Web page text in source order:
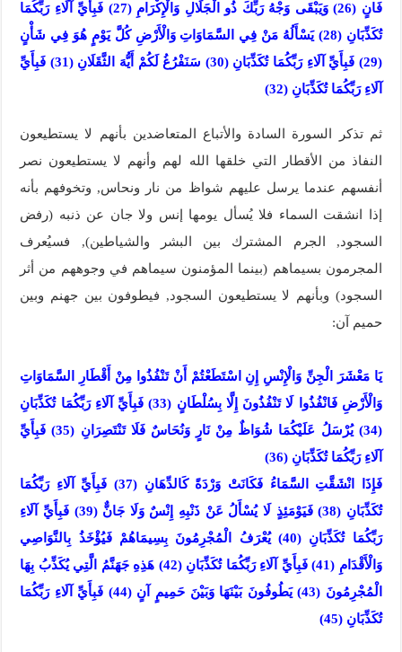
فَانٍ (26) وَيَبْقَى وَجْهُ رَبِّكَ ذُو الْجَلَالِ وَالْإِكْرَامِ (27) فَبِأَيِّ آلَاءِ رَبِّكُمَا
تُكَذِّبَانِ (28) يَسْأَلُهُ مَنْ فِي السَّمَاوَاتِ وَالْأَرْضِ كُلَّ يَوْمٍ هُوَ فِي شَأْنٍ
(29) فَبِأَيِّ آلَاءِ رَبِّكُمَا تُكَذِّبَانِ (30) سَنَفْرُغُ لَكُمْ أَيُّهَ الثَّقَلَانِ (31) فَبِأَيِّ
آلَاءِ رَبِّكُمَا تُكَذِّبَانِ (32)
ثم تذكر السورة السادة والأتباع المتعاضدين بأنهم لا يستطيعون
النفاذ من الأقطار التي خلقها الله لهم وأنهم لا يستطيعون نصر
أنفسهم عندما يرسل عليهم شواظ من نار ونحاس, وتخوفهم بأنه
إذا انشقت السماء فلا يُسأل يومها إنس ولا جان عن ذنبه (رفض
السجود, الجرم المشترك بين البشر والشياطين), فسيُعرف
المجرمون بسيماهم (بينما المؤمنون سيماهم في وجوههم من أثر
السجود) وبأنهم لا يستطيعون السجود, فيطوفون بين جهنم وبين
حميم آن:
يَا مَعْشَرَ الْجِنِّ وَالْإِنْسِ إِنِ اسْتَطَعْتُمْ أَنْ تَنْفُذُوا مِنْ أَقْطَارِ السَّمَاوَاتِ
وَالْأَرْضِ فَانْفُذُوا لَا تَنْفُذُونَ إِلَّا بِسُلْطَانٍ (33) فَبِأَيِّ آلَاءِ رَبِّكُمَا تُكَذِّبَانِ
(34) يُرْسَلُ عَلَيْكُمَا شُوَاظٌ مِنْ نَارٍ وَنُحَاسٌ فَلَا تَنْتَصِرَانِ (35) فَبِأَيِّ
آلَاءِ رَبِّكُمَا تُكَذِّبَانِ (36)
فَإِذَا انْشَقَّتِ السَّمَاءُ فَكَانَتْ وَرْدَةً كَالدِّهَانِ (37) فَبِأَيِّ آلَاءِ رَبِّكُمَا
تُكَذِّبَانِ (38) فَيَوْمَئِذٍ لَا يُسْأَلُ عَنْ ذَنْبِهِ إِنْسٌ وَلَا جَانٌّ (39) فَبِأَيِّ آلَاءِ
رَبِّكُمَا تُكَذِّبَانِ (40) يُعْرَفُ الْمُجْرِمُونَ بِسِيمَاهُمْ فَيُؤْخَذُ بِالنَّوَاصِي
وَالْأَقْدَامِ (41) فَبِأَيِّ آلَاءِ رَبِّكُمَا تُكَذِّبَانِ (42) هَذِهِ جَهَنَّمُ الَّتِي يُكَذِّبُ بِهَا
الْمُجْرِمُونَ (43) يَطُوفُونَ بَيْنَهَا وَبَيْنَ حَمِيمٍ آنٍ (44) فَبِأَيِّ آلَاءِ رَبِّكُمَا
تُكَذِّبَانِ (45)